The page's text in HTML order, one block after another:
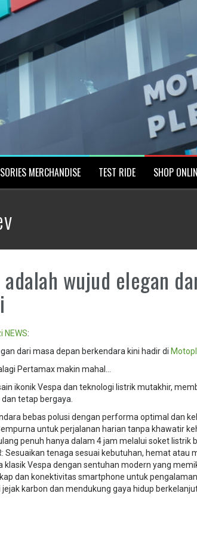
MERCHANDISE TEST RIDE SHOP
wujud elegan
NEWS:
dari masa depan berkendara kini hadir di
Pertamax makin mahal…
ikonik Vespa dan teknologi listrik mutakhir,
tetap bergaya.
bebas polusi dengan performa optimal dan
untuk perjalanan harian tanpa khawatir
penuh hanya dalam 4 jam melalui soket listrik
Sesuaikan tenaga sesuai kebutuhan, hemat atau
klasik Vespa dengan sentuhan modern yang
dan konektivitas smartphone untuk
karbon dan mendukung gaya hidup